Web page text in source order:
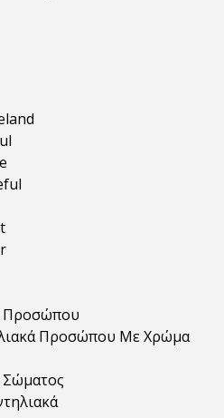
Προσώπου
Προσώπου Με Χρώμα
Σώματος